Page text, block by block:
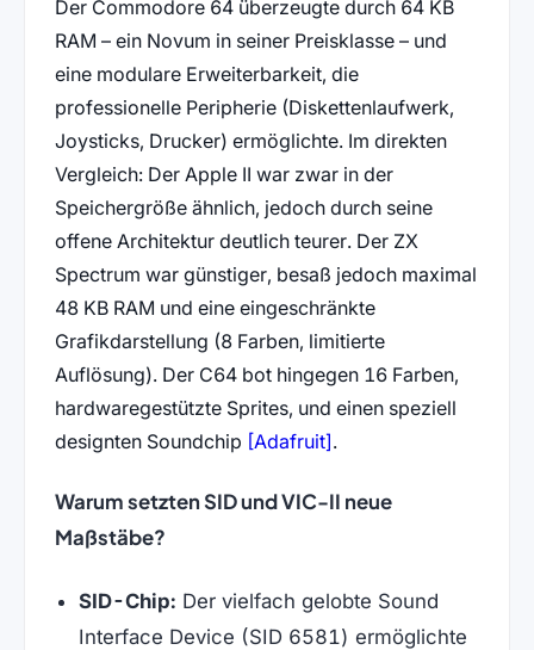
Der Commodore 64 überzeugte durch 64 KB
RAM – ein Novum in seiner Preisklasse – und
eine modulare Erweiterbarkeit, die
professionelle Peripherie (Diskettenlaufwerk,
Joysticks, Drucker) ermöglichte. Im direkten
Vergleich: Der Apple II war zwar in der
Speichergröße ähnlich, jedoch durch seine
offene Architektur deutlich teurer. Der ZX
Spectrum war günstiger, besaß jedoch maximal
48 KB RAM und eine eingeschränkte
Grafikdarstellung (8 Farben, limitierte
Auflösung). Der C64 bot hingegen 16 Farben,
hardwaregestützte Sprites, und einen speziell
designten Soundchip [Adafruit](öffnet in neuem Tab)
.
Warum setzten SID und VIC-II neue
Maßstäbe?
SID-Chip: Der vielfach gelobte Sound
Interface Device (SID 6581) ermöglichte